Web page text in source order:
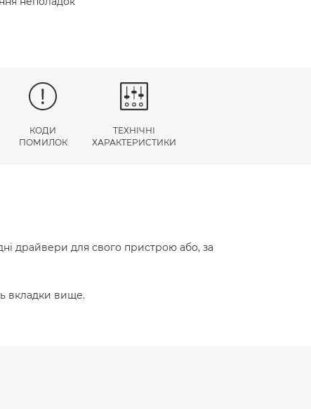
КОДИ
ПОМИЛОК
ТЕХНІЧНІ
ХАРАКТЕРИСТИКИ
драйвери для свого пристрою або, за
вкладки вище.